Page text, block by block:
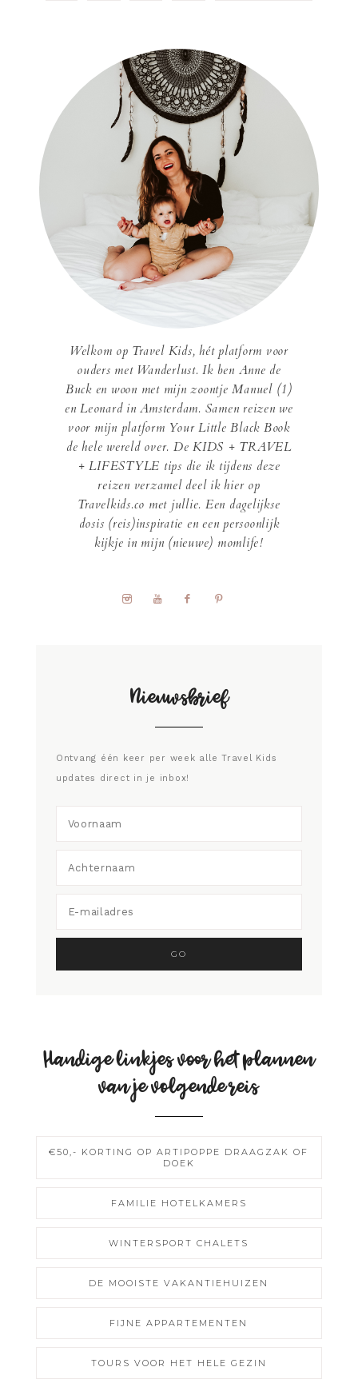
Welkom op Travel Kids, hét platform voor
ouders met Wanderlust. Ik ben Anne de
Buck en woon met mijn zoontje Manuel (1)
en Leonard in Amsterdam. Samen reizen we
voor mijn platform Your Little Black Book
de hele wereld over. De KIDS + TRAVEL
+ LIFESTYLE tips die ik tijdens deze
reizen verzamel deel ik hier op
Travelkids.co met jullie. Een dagelijkse
dosis (reis)inspiratie en een persoonlijk
kijkje in mijn (nieuwe) momlife!
Nieuwsbrief
Ontvang één keer per week alle Travel Kids
updates direct in je inbox!
Handige linkjes voor het plannen
van je volgende reis
€50,- KORTING OP ARTIPOPPE DRAAGZAK OF
DOEK
FAMILIE HOTELKAMERS
WINTERSPORT CHALETS
DE MOOISTE VAKANTIEHUIZEN
FIJNE APPARTEMENTEN
TOURS VOOR HET HELE GEZIN